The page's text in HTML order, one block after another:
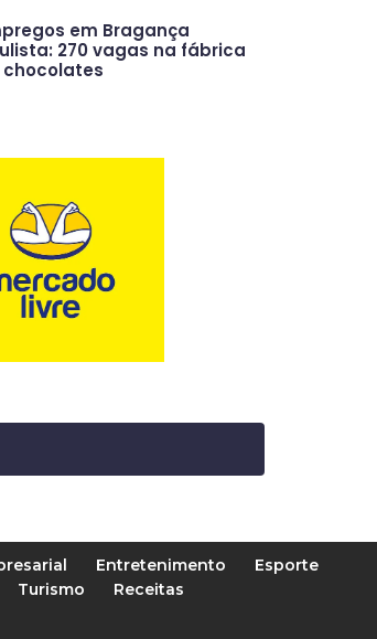
em Bragança
270 vagas na fábrica
chocolates
Entretenimento
Esporte
Turismo Receitas